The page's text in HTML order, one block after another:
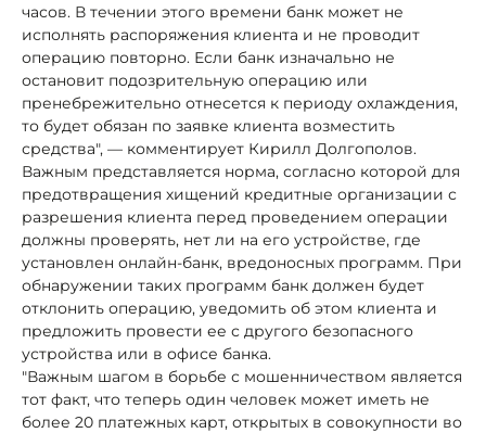
часов. В течении этого времени банк может не
исполнять распоряжения клиента и не проводит
операцию повторно. Если банк изначально не
остановит подозрительную операцию или
пренебрежительно отнесется к периоду охлаждения,
то будет обязан по заявке клиента возместить
средства", — комментирует Кирилл Долгополов.
Важным представляется норма, согласно которой для
предотвращения хищений кредитные организации с
разрешения клиента перед проведением операции
должны проверять, нет ли на его устройстве, где
установлен онлайн-банк, вредоносных программ. При
обнаружении таких программ банк должен будет
отклонить операцию, уведомить об этом клиента и
предложить провести ее с другого безопасного
устройства или в офисе банка.
"Важным шагом в борьбе с мошенничеством является
тот факт, что теперь один человек может иметь не
более 20 платежных карт, открытых в совокупности во